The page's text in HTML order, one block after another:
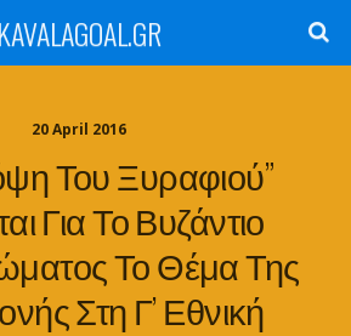
KAVALAGOAL.GR
20 April 2016
Του Ξυραφιού”
Για Το Βυζάντιο
Το Θέμα Της
Στη Γ’ Εθνική